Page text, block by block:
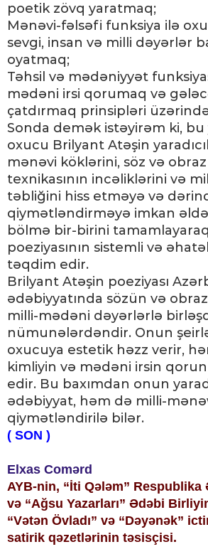
poetik zövq yaratmaq;
Mənəvi-fəlsəfi funksiya ilə
sevgi, insan və milli dəyərlər
oyatmaq;
Təhsil və mədəniyyət
mədəni irsi qorumaq və
çatdırmaq prinsipləri
Sonda demək istəyirəm ki, bu
oxucu Brilyant Atəşin
mənəvi köklərini, söz və
texnikasının incəliklərini və
təbliğini hiss etməyə və
qiymətləndirməyə imkan
bölmə bir-birini
poeziyasının sistemli və
təqdim edir.
Brilyant Atəşin poeziyası
ədəbiyyatında sözün və
milli-mədəni dəyərlərlə
nümunələrdəndir. Onun
oxucuya estetik həzz verir,
kimliyin və mədəni irsin
edir. Bu baxımdan onun
ədəbiyyat, həm də milli-
qiymətləndirilə bilər.
( SON )
Elxas Comərd
AYB-nin, “İti Qələm”
və “Ağsu Yazarları” Ədəbi
“Vətən Övladı” və “Dəyənək”
satirik qəzetlərinin təsisçisi.